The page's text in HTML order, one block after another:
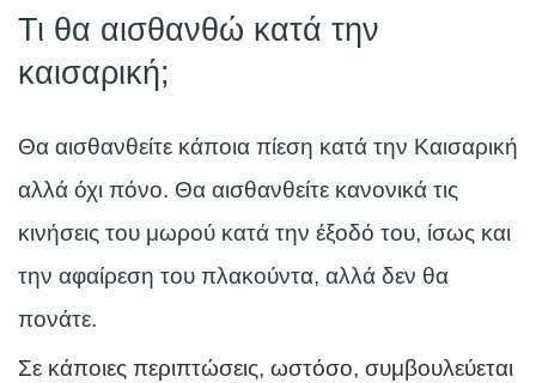
Τι θα αισθανθώ κατά την
καισαρική;
Θα αισθανθείτε κάποια πίεση κατά την Καισαρική
αλλά όχι πόνο. Θα αισθανθείτε κανονικά τις
κινήσεις του μωρού κατά την έξοδό του, ίσως και
την αφαίρεση του πλακούντα, αλλά δεν θα
πονάτε.
Σε κάποιες περιπτώσεις, ωστόσο, συμβουλεύεται